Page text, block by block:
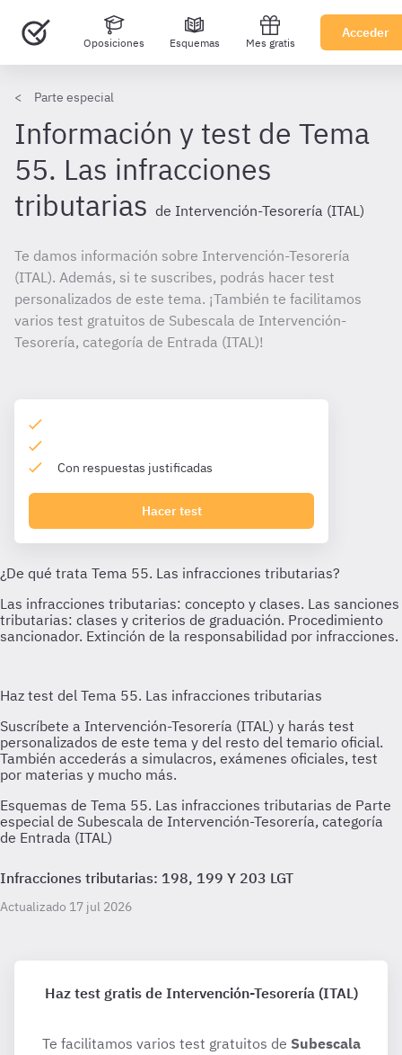
Oposiciones Esquemas Mes gratis
Acceder
Parte especial
Información y test de Tema
55. Las infracciones
tributarias de Intervención-Tesorería (ITAL)
Te damos información sobre Intervención-Tesorería
(ITAL). Además, si te suscribes, podrás hacer test
personalizados de este tema. ¡También te facilitamos
varios test gratuitos de Subescala de Intervención-
Tesorería, categoría de Entrada (ITAL)!
Con respuestas justificadas
Hacer test
Esquemas de Tema 55. Las infracciones tributarias de Parte
especial de Subescala de Intervención-Tesorería, categoría
de Entrada (ITAL)
Infracciones tributarias: 198, 199 Y 203 LGT
Actualizado 17 jul 2026
Haz test gratis de Intervención-Tesorería (ITAL)
Te facilitamos varios test gratuitos de Subescala